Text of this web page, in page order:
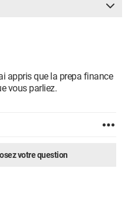
appris que la prepa finance
vous parliez.
votre question